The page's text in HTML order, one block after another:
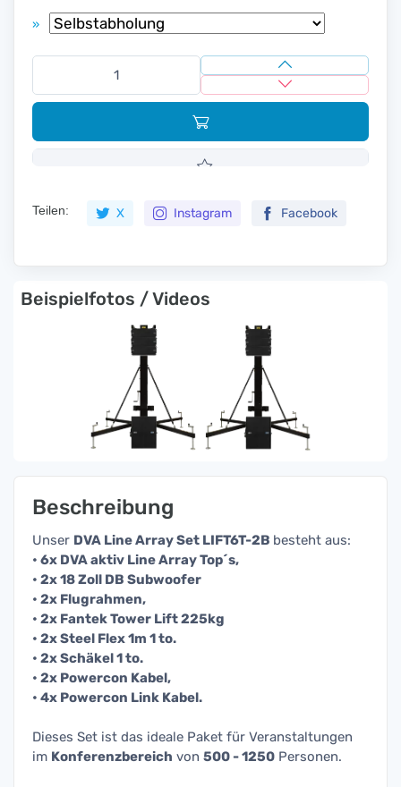
»
Teilen: X Instagram Facebook
Beispielfotos / Videos
Beschreibung
Unser DVA Line Array Set LIFT6T-2B besteht aus:
• 6x DVA aktiv Line Array Top´s,
• 2x 18 Zoll DB Subwoofer
• 2x Flugrahmen,
• 2x Fantek Tower Lift 225kg
• 2x Steel Flex 1m 1 to.
• 2x Schäkel 1 to.
• 2x Powercon Kabel,
• 4x Powercon Link Kabel.
Dieses Set ist das ideale Paket für Veranstaltungen
im Konferenzbereich von 500 - 1250 Personen.